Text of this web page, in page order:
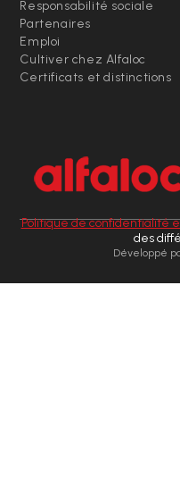
Responsabilité sociale
Partenaires
Emploi
Cultiver chez Alfaloc
Certificats et distinctions
Politique de confidentialité
des
Développé